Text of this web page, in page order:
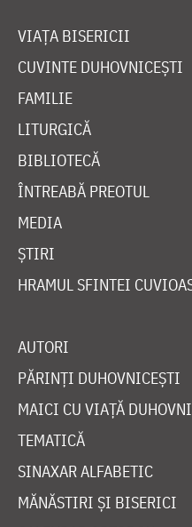
VIAȚA BISERICII
CUVINTE DUHOVNICEȘTI
FAMILIE
LITURGICĂ
BIBLIOTECĂ
ÎNTREABĂ PREOTUL
MEDIA
ȘTIRI
HRAMUL SFINTEI
AUTORI
PĂRINȚI DUHOVNICEȘTI
MAICI CU VIAȚĂ
TEMATICĂ
SINAXAR ALFABETIC
MĂNĂSTIRI ȘI BISERICI